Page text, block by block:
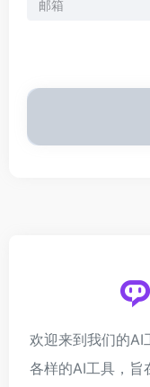
欢迎来到我们的AI
各样的AI工具，旨